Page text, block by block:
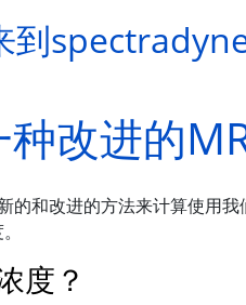
到
改进的
和改进的方法来计算使用我
度？